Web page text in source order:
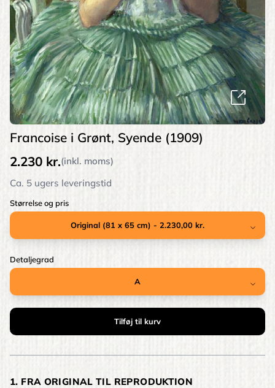
Francoise i Grønt, Syende (1909)
2.230 kr.(inkl. moms)
Ca. 5 ugers leveringstid
Størrelse og pris
Detaljegrad
1. FRA ORIGINAL TIL REPRODUKTION